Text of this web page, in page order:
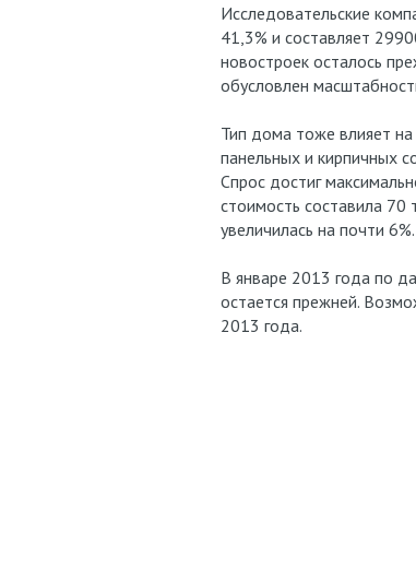
Исследовательские
41,3% и составляет
новостроек осталось
обусловлен
Тип дома тоже влияет
панельных и кирпичных
Спрос достиг
стоимость составила 70
увеличилась на почти
В январе 2013 года по
остается прежней.
2013 года.